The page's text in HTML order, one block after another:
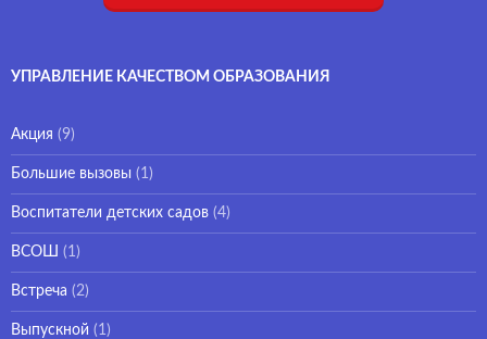
УПРАВЛЕНИЕ КАЧЕСТВОМ ОБРАЗОВАНИЯ
Акция (9)
Большие вызовы (1)
Воспитатели детских садов (4)
ВСОШ (1)
Встреча (2)
Выпускной (1)